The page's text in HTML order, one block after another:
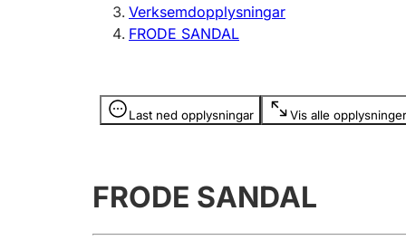
Verksemdopplysningar
FRODE SANDAL
Last ned opplysningar Vis alle opplysninger
Opplysninger er skjult
FRODE SANDAL